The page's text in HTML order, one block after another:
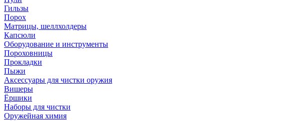
Гильзы
Порох
Матрицы, шеллхолдеры
Капсюли
Оборудование и инструменты
Пороховницы
Прокладки
Пыжи
Аксессуары для чистки оружия
Вишеры
Ёршики
Наборы для чистки
Оружейная химия